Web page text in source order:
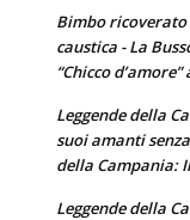
Bimbo
caustica - La
“Chicco
Leggende della
suoi amanti
della Campania:
Leggende della